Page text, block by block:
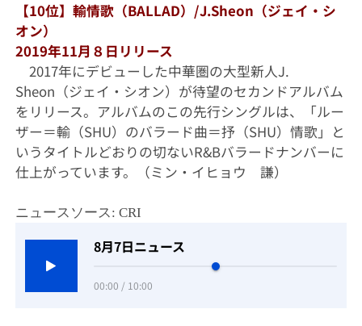
【10位】輸情歌（BALLAD）/J.Sheon（ジェイ・シ
オン）
2019年11月８日リリース
2017年にデビューした中華圏の大型新人J.
Sheon（ジェイ・シオン）が待望のセカンドアルバム
をリリース。アルバムのこの先行シングルは、「ルー
ザー＝輸（SHU）のバラード曲＝抒（SHU）情歌」と
いうタイトルどおりの切ないR&Bバラードナンバーに
仕上がっています。（ミン・イヒョウ 謙）
ニュースソース: CRI
8月7日ニュース
00:00 / 10:00